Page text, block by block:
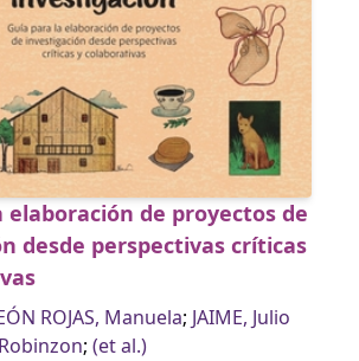
elaboración de proyectos de
desde perspectivas críticas
ROJAS, Manuela; JAIME, Julio
; (et al.)